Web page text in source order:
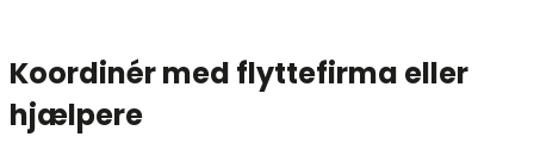
Koordinér med flyttefirma eller
hjælpere